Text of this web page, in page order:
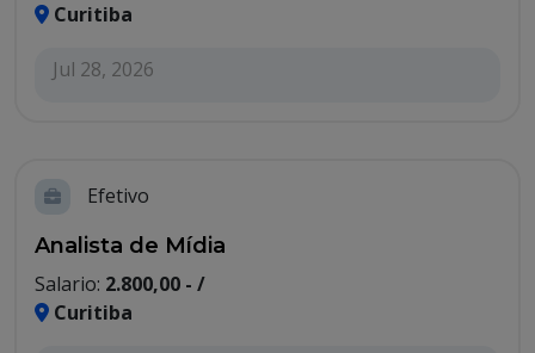
Curitiba
Jul 28, 2026
Efetivo
Analista de Mídia
Salario: 2.800,00 - /
Curitiba